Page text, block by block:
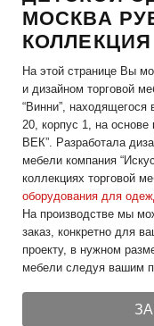
МОСКВА
КОЛЛЕКЦИЯ
На этой странице Вы
и дизайном торговой
“Винни”,
20, корпус 1, на основе
ВЕК”. Разработала
мебели компания
коллекциях торговой
оборудования для
На производстве мы
заказ, конкретно для
проекту, в нужном
мебели следуя вашим